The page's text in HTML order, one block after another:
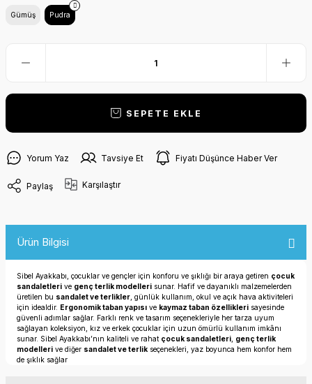
Gümüş Pudra
SEPETE EKLE
Yorum Yaz Tavsiye Et Fiyatı Düşünce Haber Ver
Paylaş Karşılaştır
Ürün Bilgisi
Sibel Ayakkabı, çocuklar ve gençler için konforu ve şıklığı bir araya getiren çocuk
sandaletleri ve genç terlik modelleri sunar. Hafif ve dayanıklı malzemelerden
üretilen bu sandalet ve terlikler , günlük kullanım, okul ve açık hava aktiviteleri
için idealdir. Ergonomik taban yapısı ve kaymaz taban özellikleri sayesinde
güvenli adımlar sağlar. Farklı renk ve tasarım seçenekleriyle her tarza uyum
sağlayan koleksiyon, kız ve erkek çocuklar için uzun ömürlü kullanım imkânı
sunar. Sibel Ayakkabı’nın kaliteli ve rahat çocuk sandaletleri genç terlik
modelleri ve diğer sandalet ve terlik seçenekleri, yaz boyunca hem konfor hem
de şıklık sağlar